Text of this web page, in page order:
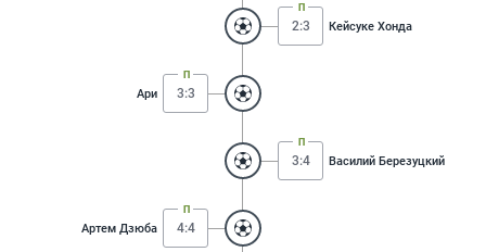
2:3 Кейсуке Хонда
Ари 3:3
3:4 Василий Березуцкий
Артем Дзюба 4:4